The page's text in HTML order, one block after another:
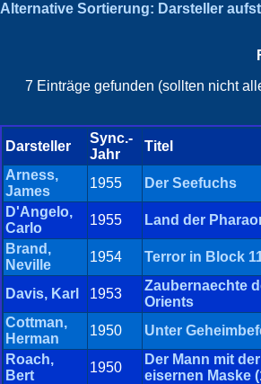
Alternative Sortierung: Darsteller
7 Einträge gefunden (sollten nicht
Darsteller
Sync.-
Jahr
Titel
Arness,
James
1955
Der Seefuchs
D'Angelo,
Carlo
1955
Land der
Brand,
Neville
1954 Terror in Block
Davis, Karl 1953
Zaubernaechte
Orients
Cottman,
Herman
1950
Unter
Roach,
Bert
1950
Der Mann mit der
eisernen Maske